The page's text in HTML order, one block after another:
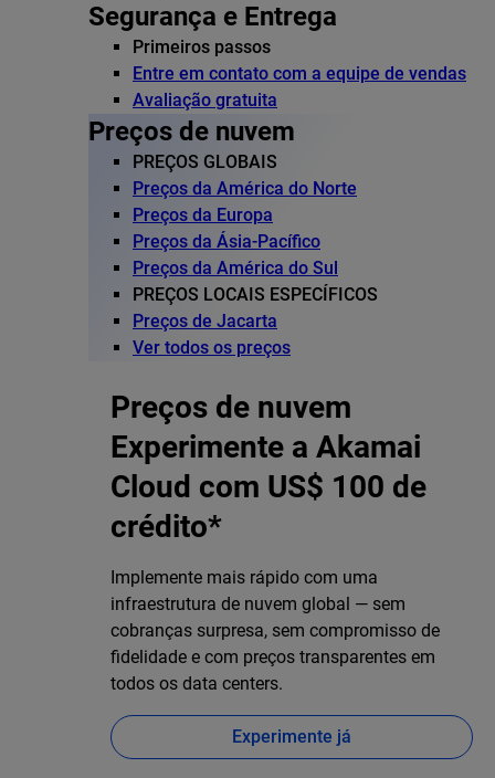
Segurança e Entrega
Primeiros passos
Entre em contato com a equipe de vendas
Avaliação gratuita
Preços de nuvem
PREÇOS GLOBAIS
Preços da América do Norte
Preços da Europa
Preços da Ásia-Pacífico
Preços da América do Sul
PREÇOS LOCAIS ESPECÍFICOS
Preços de Jacarta
Ver todos os preços
Preços de nuvem
Experimente a Akamai
Cloud com US$ 100 de
crédito*
Implemente mais rápido com uma
infraestrutura de nuvem global — sem
cobranças surpresa, sem compromisso de
fidelidade e com preços transparentes em
todos os data centers.
Experimente já